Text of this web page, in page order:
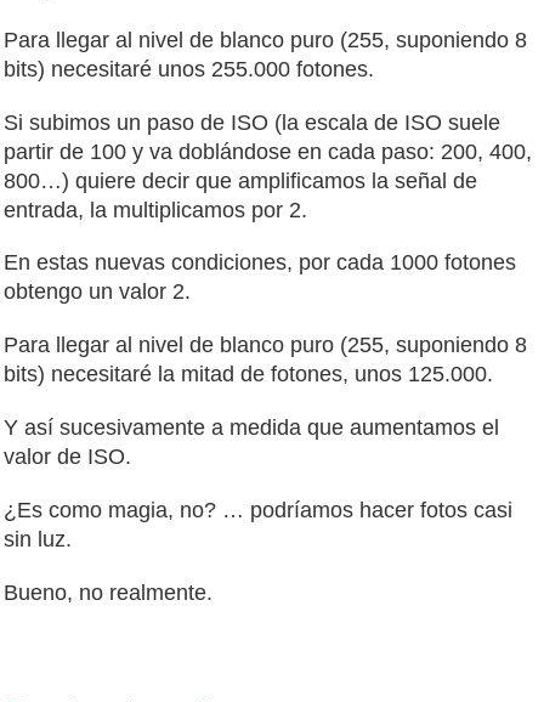
Para llegar al nivel de blanco puro (255, suponiendo 8
bits) necesitaré unos 255.000 fotones.
Si subimos un paso de ISO (la escala de ISO suele
partir de 100 y va doblándose en cada paso: 200, 400,
800…) quiere decir que amplificamos la señal de
entrada, la multiplicamos por 2.
En estas nuevas condiciones, por cada 1000 fotones
obtengo un valor 2.
Para llegar al nivel de blanco puro (255, suponiendo 8
bits) necesitaré la mitad de fotones, unos 125.000.
Y así sucesivamente a medida que aumentamos el
valor de ISO.
¿Es como magia, no? … podríamos hacer fotos casi
sin luz.
Bueno, no realmente.